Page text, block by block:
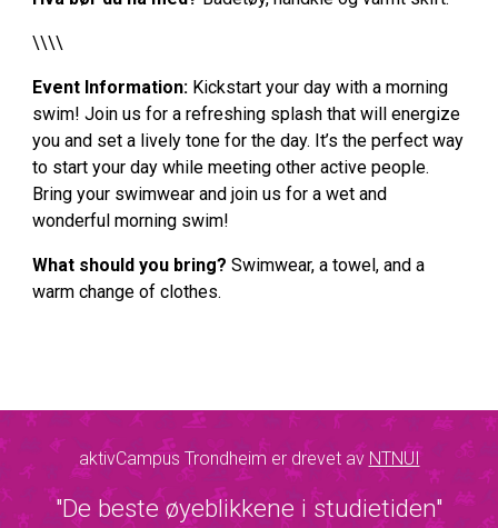
\\\\
Event Information: Kickstart your day with a morning
swim! Join us for a refreshing splash that will energize
you and set a lively tone for the day. It’s the perfect way
to start your day while meeting other active people.
Bring your swimwear and join us for a wet and
wonderful morning swim!
What should you bring? Swimwear, a towel, and a
warm change of clothes.
aktivCampus Trondheim er drevet av NTNUI
"De beste øyeblikkene i studietiden"